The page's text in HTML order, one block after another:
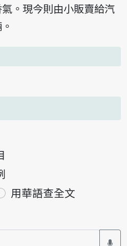
。現今則由小販賣給汽
用華語查全文